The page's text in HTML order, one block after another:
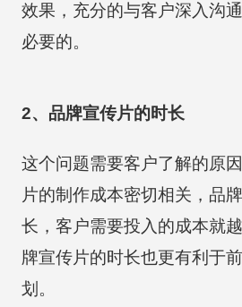
效果，充分的与客户深入沟
必要的。
2、品牌宣传片的时长
这个问题需要客户了解的原
片的制作成本密切相关，品
长，客户需要投入的成本就
牌宣传片的时长也更有利于
划。